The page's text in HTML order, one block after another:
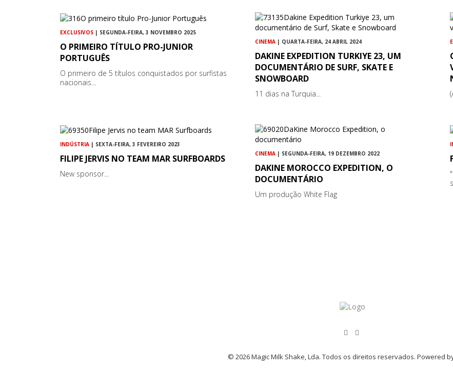
EXCLUSIVOS | SEGUNDA-FEIRA, 3 NOVEMBRO 2025
O PRIMEIRO TÍTULO PRO-JUNIOR
PORTUGUÊS
O primeiro de 5 títulos conquistados por surfistas
nacionais...
CINEMA | QUARTA-FEIRA, 24 ABRIL 2024
DAKINE EXPEDITION TURKIYE 23, UM
DOCUMENTÁRIO DE SURF, SKATE E
SNOWBOARD
11 dias na Turquia...
INDÚSTRIA | SEXTA-FEIRA, 3 FEVEREIRO 2023
FILIPE JERVIS NO TEAM MAR SURFBOARDS
New sponsor...
CINEMA | SEGUNDA-FEIRA, 19 DEZEMBRO 2022
DAKINE MOROCCO EXPEDITION, O
DOCUMENTÁRIO
Um produção White Flag
© 2026 Magic Milk Shake, Lda. Todos os direitos reservados. Powered